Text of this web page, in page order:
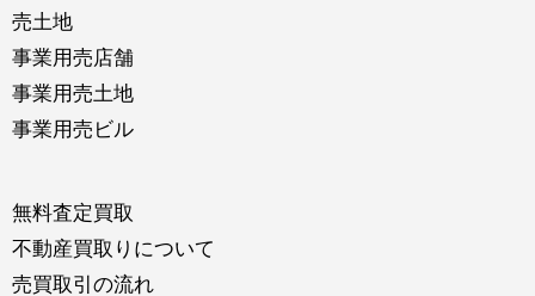
売土地
事業用売店舗
事業用売土地
事業用売ビル
無料査定買取
不動産買取りについて
売買取引の流れ